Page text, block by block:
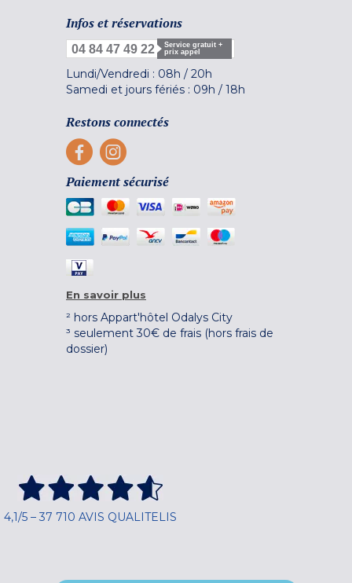
Infos et réservations
04 84 47 49 22
Service gratuit +
prix appel
Lundi/Vendredi : 08h / 20h
Samedi et jours fériés : 09h / 18h
Restons connectés
Paiement sécurisé
En savoir plus
² hors Appart'hôtel Odalys City
³ seulement 30€ de frais (hors frais de
dossier)
4,1/5 – 37 710 AVIS QUALITELIS